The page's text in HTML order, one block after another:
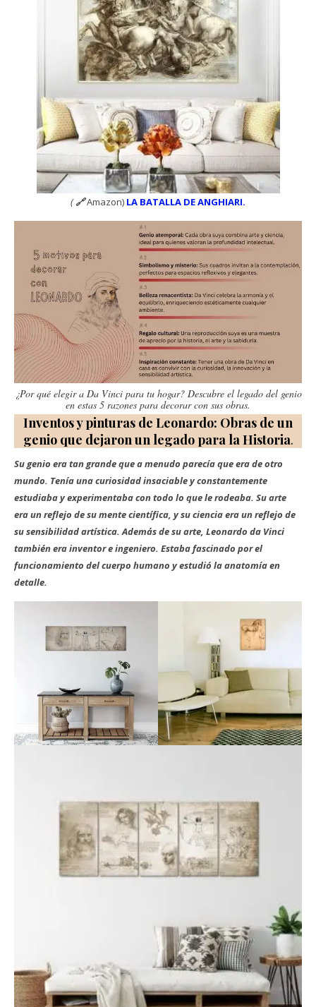
(🔗Amazon) LA BATALLA DE ANGHIARI.
¿Por qué elegir a Da Vinci para tu hogar? Descubre el legado del genio
en estas 5 razones para decorar con sus obras.
Inventos y pinturas de Leonardo: Obras de un
genio que dejaron un legado para la Historia.
Su genio era tan grande que a menudo parecía que era de otro
mundo. Tenía una curiosidad insaciable y constantemente
estudiaba y experimentaba con todo lo que le rodeaba. Su arte
era un reflejo de su mente científica, y su ciencia era un reflejo de
su sensibilidad artística. Además de su arte, Leonardo da Vinci
también era inventor e ingeniero. Estaba fascinado por el
funcionamiento del cuerpo humano y estudió la anatomía en
detalle.